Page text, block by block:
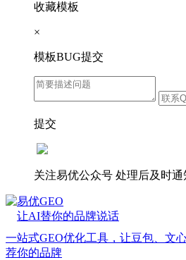
收藏模板
×
模板BUG提交
提交
关注易优公众号 处理后及时通
易优GEO
让AI替你的品牌说话
一站式GEO优化工具，让豆包、文
荐你的品牌